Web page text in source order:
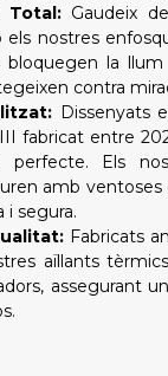
Total: Gaudeix
els nostres
la llum
contra
Dissenyats
fabricat entre
perfecte. Els
amb ventoses
i segura.
Fabricats
aïllants
assegurant